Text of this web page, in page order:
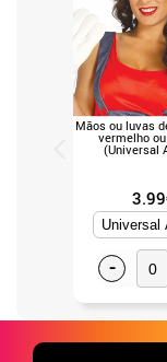
Mãos ou luvas
vermelho
(Universal
-